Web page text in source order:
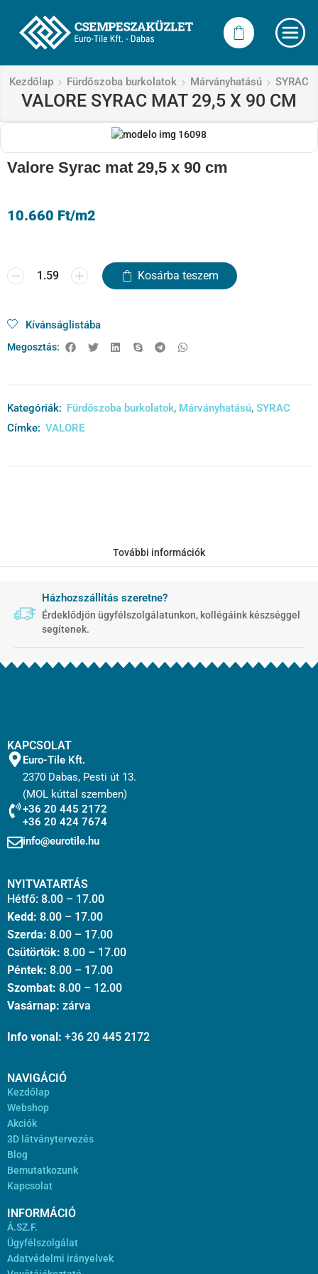
Kezdőlap Fürdőszoba burkolatok Márványhatású SYRAC
VALORE SYRAC MAT 29,5 X 90 CM
Valore Syrac mat 29,5 x 90 cm
10.660 Ft/m2
Kosárba teszem
Kívánságlistába
Megosztás:
Kategóriák: Fürdőszoba burkolatok, Márványhatású, SYRAC
Címke: VALORE
További információk
Házhozszállítás szeretne?
Érdeklődjön ügyfélszolgálatunkon, kollégáink készséggel
segítenek.
KAPCSOLAT
Euro-Tile Kft.
2370 Dabas, Pesti út 13.
(MOL kúttal szemben)
+36 20 445 2172
+36 20 424 7674
info@eurotile.hu
NYITVATARTÁS
Hétfő: 8.00 – 17.00
Kedd: 8.00 – 17.00
Szerda: 8.00 – 17.00
Csütörtök: 8.00 – 17.00
Péntek: 8.00 – 17.00
Szombat: 8.00 – 12.00
Vasárnap: zárva
Info vonal: +36 20 445 2172
NAVIGÁCIÓ
Kezdőlap
Webshop
Akciók
3D látványtervezés
Blog
Bemutatkozunk
Kapcsolat
INFORMÁCIÓ
Á.SZ.F.
Ügyfélszolgálat
Adatvédelmi irányelvek